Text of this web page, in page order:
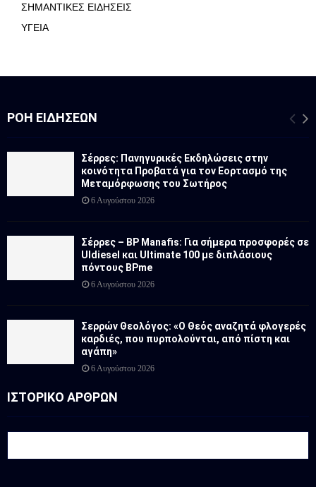
ΣΗΜΑΝΤΙΚΕΣ ΕΙΔΗΣΕΙΣ
ΥΓΕΙΑ
ΡΟΉ ΕΙΔΉΣΕΩΝ
Σέρρες: Πανηγυρικές Εκδηλώσεις στην
κοινότητα Προβατά για τον Εορτασμό της
Μεταμόρφωσης του Σωτήρος
6 Αυγούστου 2026
Σέρρες – BP Manafis: Για σήμερα προσφορές σε
Uldiesel και Ultimate 100 με διπλάσιους
πόντους BPme
6 Αυγούστου 2026
Σερρών Θεολόγος: «Ο Θεός αναζητά φλογερές
καρδιές, που πυρπολούνται, από πίστη και
αγάπη»
6 Αυγούστου 2026
ΙΣΤΟΡΙΚΟ ΑΡΘΡΩΝ